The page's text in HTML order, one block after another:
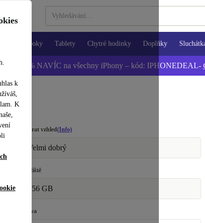
k
K
Notebooky Tablety Chytré hodinky Doplňky
📱 -5 % NAVÍC na všechny iPhony – kód: IPHONEDEAL-
Vybrat vzhled (Info)
Velmi dobrý
Úložiště
256 GB
Barva